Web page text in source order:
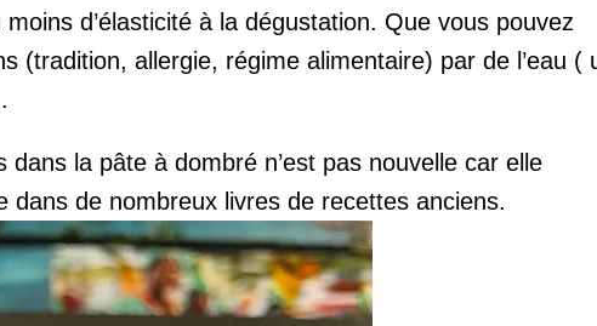
d’élasticité à la dégustation. Que vous pouvez
(tradition, allergie, régime alimentaire) par de l’eau (
la pâte à dombré n’est pas nouvelle car elle
dans de nombreux livres de recettes anciens.